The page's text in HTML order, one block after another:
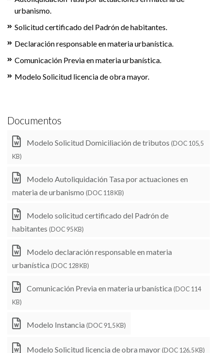
urbanismo.
Solicitud certificado del Padrón de habitantes.
Declaración responsable en materia urbanística.
Comunicación Previa en materia urbanística.
Modelo Solicitud licencia de obra mayor.
Documentos
Modelo Solicitud Domiciliación de tributos (DOC 105,5
KB)
Modelo Autoliquidación Tasa por actuaciones en
materia de urbanismo (DOC 118 KB)
Modelo solicitud certificado del Padrón de
habitantes (DOC 95 KB)
Modelo declaración responsable en materia
urbanística (DOC 128 KB)
Comunicación Previa en materia urbanística (DOC 114
KB)
Modelo Instancia (DOC 91,5 KB)
Modelo Solicitud licencia de obra mayor(DOC 126,5 KB)